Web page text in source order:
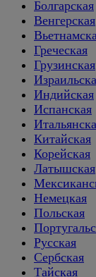
Болгарская
Венгерская
Греческая
Грузинская
Индийская
Испанская
Китайская
Корейская
Латышская
Немецкая
Польская
Русская
Сербская
Тайская